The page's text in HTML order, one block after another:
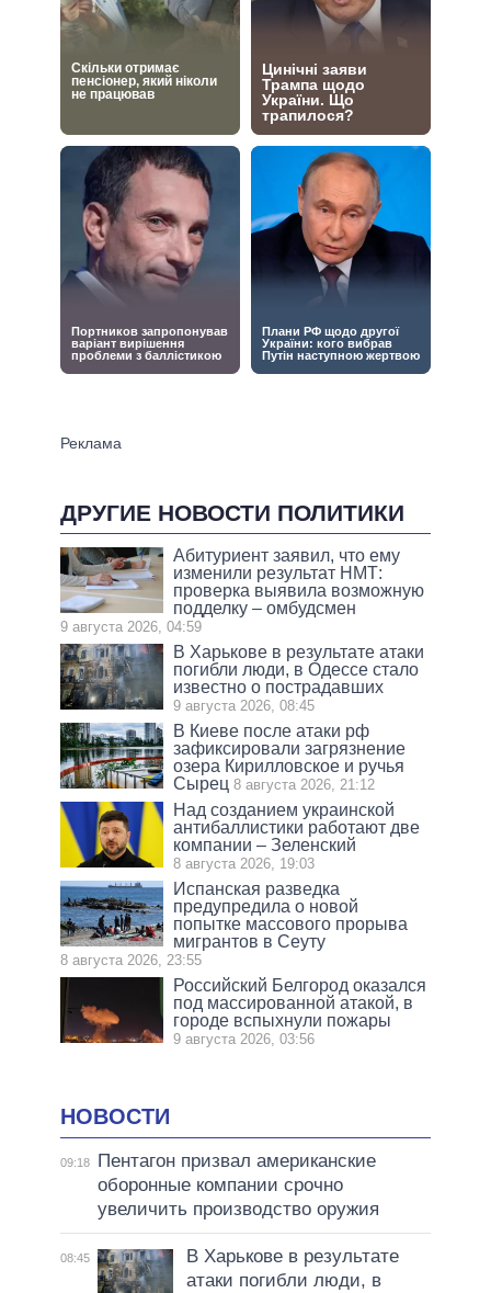
ДРУГИЕ НОВОСТИ ПОЛИТИКИ
Абитуриент заявил, что ему
изменили результат НМТ:
проверка выявила возможную
подделку – омбудсмен
9 августа 2026, 04:59
В Харькове в результате атаки
погибли люди, в Одессе стало
известно о пострадавших
9 августа 2026, 08:45
В Киеве после атаки рф
зафиксировали загрязнение
озера Кирилловское и ручья
Сырец 8 августа 2026, 21:12
Над созданием украинской
антибаллистики работают две
компании – Зеленский
8 августа 2026, 19:03
Испанская разведка
предупредила о новой
попытке массового прорыва
мигрантов в Сеуту
8 августа 2026, 23:55
Российский Белгород оказался
под массированной атакой, в
городе вспыхнули пожары
9 августа 2026, 03:56
НОВОСТИ
09:18
Пентагон призвал американские
оборонные компании срочно
увеличить производство оружия
08:45
В Харькове в результате
атаки погибли люди, в